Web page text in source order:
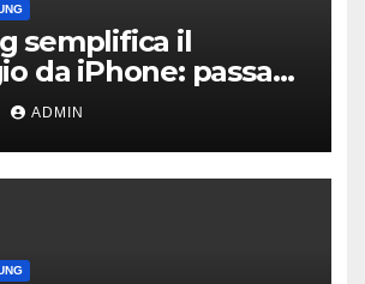
semplifica il
da iPhone: passa
e c’è l’assistenza
ADMIN